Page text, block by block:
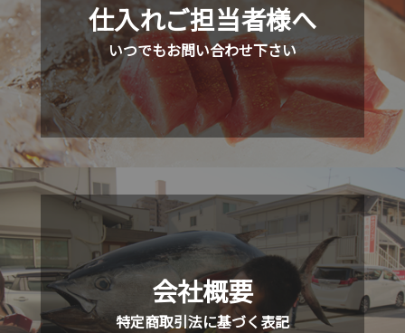
仕入れご担当者様へ
いつでもお問い合わせ下さい
会社概要
特定商取引法に基づく表記